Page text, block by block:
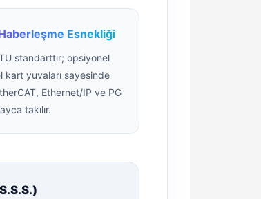
Haberleşme Esnekliği
standarttır; opsiyonel
kart yuvaları sayesinde
Ethernet/IP ve PG
takılır.